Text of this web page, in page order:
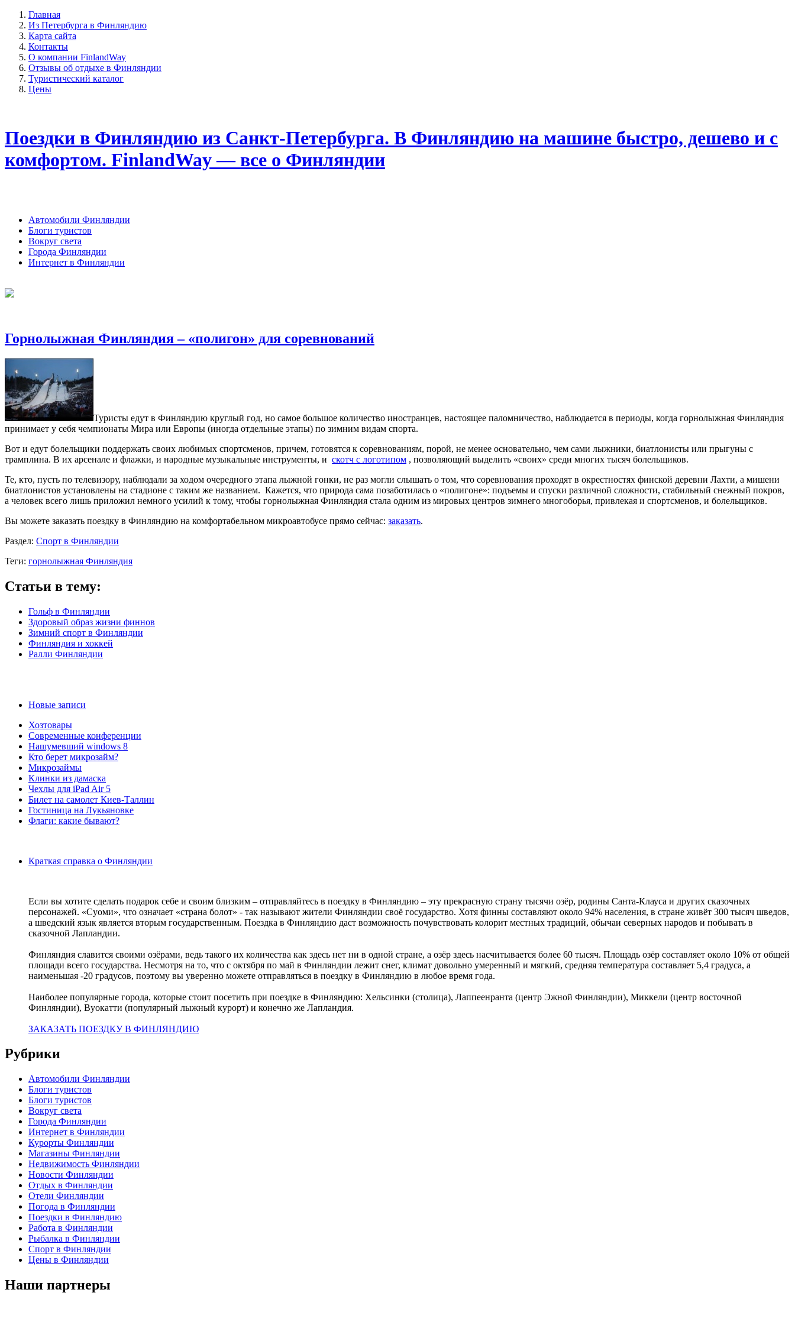
Главная
Из Петербурга в Финляндию
Карта сайта
Контакты
О компании FinlandWay
Отзывы об отдыхе в Финляндии
Туристический каталог
Цены
Поездки в Финляндию из Санкт-Петербурга. В Финляндию на машине быстро, дешево и с
комфортом. FinlandWay — все о Финляндии
Автомобили Финляндии
Блоги туристов
Вокруг света
Города Финляндии
Интернет в Финляндии
Горнолыжная Финляндия – «полигон» для соревнований
Туристы едут в Финляндию круглый год, но самое большое количество иностранцев, настоящее паломничество, наблюдается в периоды, когда горнолыжная Финляндия
принимает у себя чемпионаты Мира или Европы (иногда отдельные этапы) по зимним видам спорта.
Вот и едут болельщики поддержать своих любимых спортсменов, причем, готовятся к соревнованиям, порой, не менее основательно, чем сами лыжники, биатлонисты или прыгуны с
трамплина. В их арсенале и флажки, и народные музыкальные инструменты, и скотч с логотипом , позволяющий выделить «своих» среди многих тысяч болельщиков.
Те, кто, пусть по телевизору, наблюдали за ходом очередного этапа лыжной гонки, не раз могли слышать о том, что соревнования проходят в окрестностях финской деревни Лахти, а мишени
биатлонистов установлены на стадионе с таким же названием. Кажется, что природа сама позаботилась о «полигоне»: подъемы и спуски различной сложности, стабильный снежный покров,
а человек всего лишь приложил немного усилий к тому, чтобы горнолыжная Финляндия стала одним из мировых центров зимнего многоборья, привлекая и спортсменов, и болельщиков.
Вы можете заказать поездку в Финляндию на комфортабельном микроавтобусе прямо сейчас: заказать.
Раздел: Спорт в Финляндии
Теги: горнолыжная Финляндия
Статьи в тему:
Гольф в Финляндии
Здоровый образ жизни финнов
Зимний спорт в Финляндии
Финляндия и хоккей
Ралли Финляндии
Новые записи
Хозтовары
Современные конференции
Нашумевший windows 8
Кто берет микрозайм?
Микрозаймы
Клинки из дамаска
Чехлы для iPad Air 5
Билет на самолет Киев-Таллин
Гостиница на Лукьяновке
Флаги: какие бывают?
Краткая справка о Финляндии
Если вы хотите сделать подарок себе и своим близким – отправляйтесь в поездку в Финляндию – эту прекрасную страну тысячи озёр, родины Санта-Клауса и других сказочных
персонажей. «Суоми», что означает «страна болот» - так называют жители Финляндии своё государство. Хотя финны составляют около 94% населения, в стране живёт 300 тысяч шведов,
а шведский язык является вторым государственным. Поездка в Финляндию даст возможность почувствовать колорит местных традиций, обычаи северных народов и побывать в
сказочной Лапландии.
Финляндия славится своими озёрами, ведь такого их количества как здесь нет ни в одной стране, а озёр здесь насчитывается более 60 тысяч. Площадь озёр составляет около 10% от общей
площади всего государства. Несмотря на то, что с октября по май в Финляндии лежит снег, климат довольно умеренный и мягкий, средняя температура составляет 5,4 градуса, а
наименьшая -20 градусов, поэтому вы уверенно можете отправляться в поездку в Финляндию в любое время года.
Наиболее популярные города, которые стоит посетить при поездке в Финляндию: Хельсинки (столица), Лаппеенранта (центр Эжной Финляндии), Миккели (центр восточной
Финляндии), Вуокатти (популярный лыжный курорт) и конечно же Лапландия.
ЗАКАЗАТЬ ПОЕЗДКУ В ФИНЛЯНДИЮ
Рубрики
Автомобили Финляндии
Блоги туристов
Блоги туристов
Вокруг света
Города Финляндии
Интернет в Финляндии
Курорты Финляндии
Магазины Финляндии
Недвижимость Финляндии
Новости Финляндии
Отдых в Финляндии
Отели Финляндии
Погода в Финляндии
Поездки в Финляндию
Работа в Финляндии
Рыбалка в Финляндии
Спорт в Финляндии
Цены в Финляндии
Наши партнеры